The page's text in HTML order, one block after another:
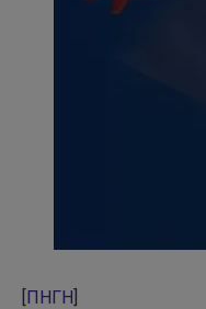
ΠΗΓΗ